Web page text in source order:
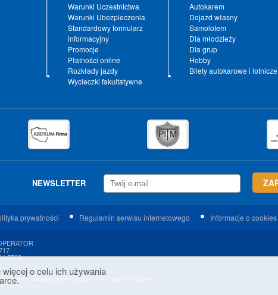
Warunki Uczestnictwa
Warunki Ubezpieczenia
Standardowy formularz
informacyjny
Promocje
Płatności online
Rozkłady jazdy
Wycieczki fakultatywne
Autokarem
Dojazd własny
Samolotem
Dla młodzieży
Dla grup
Hobby
Bilety autokarowe i lotnicze
NEWSLETTER
prywatności Regulamin serwisu internetowego Informacje o cookies
5709
Subwencji Finansowej Polskiego Funduszu
oraz 2.0.
o celu ich używania